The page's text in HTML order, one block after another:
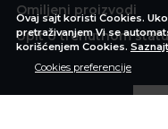
Ovaj sajt koristi Cookies.
pretraživanjem Vi se
korišćenjem Cookies.
Cookies preferencije
Omiljeni proizvodi
Upit o trenutnom